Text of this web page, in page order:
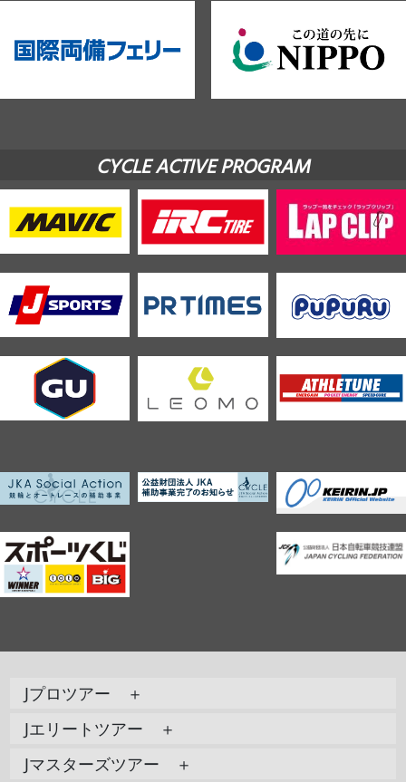
CYCLE ACTIVE PROGRAM
Jプロツアー ＋
Jエリートツアー ＋
Jマスターズツアー ＋